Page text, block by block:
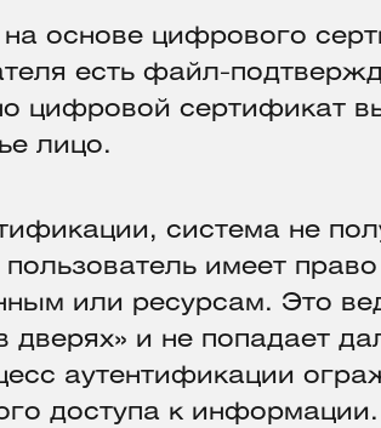
основе цифрового
есть файл-
цифровой сертификат
лицо.
система не
имеет право
или ресурсам. Это
дверях» и не попадает
аутентификации
доступа к информации.